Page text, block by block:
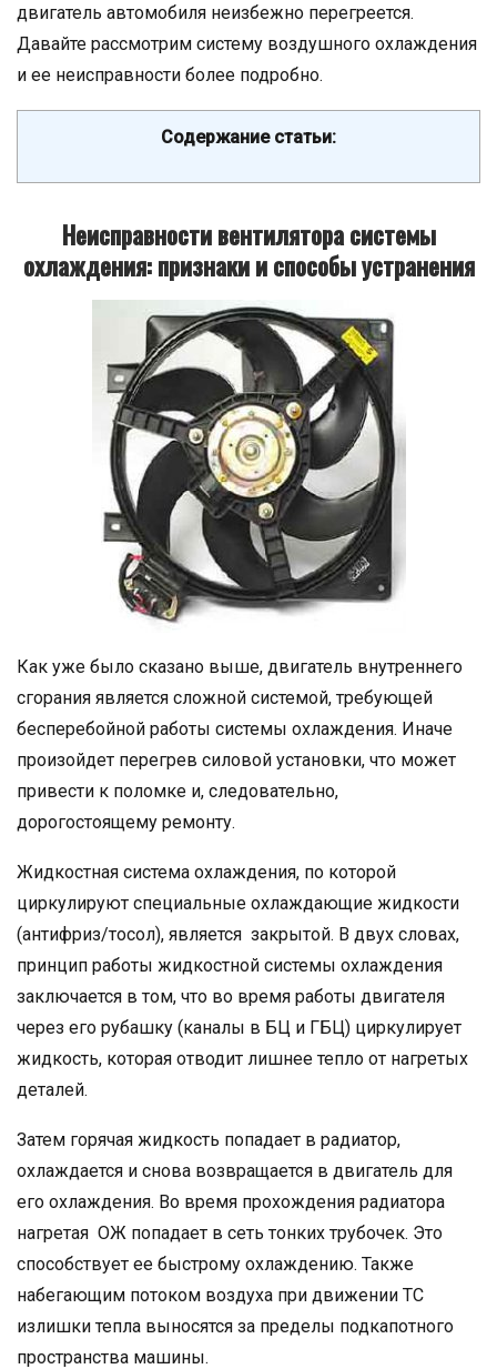
двигатель автомобиля неизбежно перегреется.
Давайте рассмотрим систему воздушного охлаждения
и ее неисправности более подробно.
Содержание статьи:
Неисправности вентилятора системы
охлаждения: признаки и способы устранения
Как уже было сказано выше, двигатель внутреннего
сгорания является сложной системой, требующей
бесперебойной работы системы охлаждения. Иначе
произойдет перегрев силовой установки, что может
привести к поломке и, следовательно,
дорогостоящему ремонту.
Жидкостная система охлаждения, по которой
циркулируют специальные охлаждающие жидкости
(антифриз/тосол), является закрытой. В двух словах,
принцип работы жидкостной системы охлаждения
заключается в том, что во время работы двигателя
через его рубашку (каналы в БЦ и ГБЦ) циркулирует
жидкость, которая отводит лишнее тепло от нагретых
деталей.
Затем горячая жидкость попадает в радиатор,
охлаждается и снова возвращается в двигатель для
его охлаждения. Во время прохождения радиатора
нагретая ОЖ попадает в сеть тонких трубочек. Это
способствует ее быстрому охлаждению. Также
набегающим потоком воздуха при движении ТС
излишки тепла выносятся за пределы подкапотного
пространства машины.